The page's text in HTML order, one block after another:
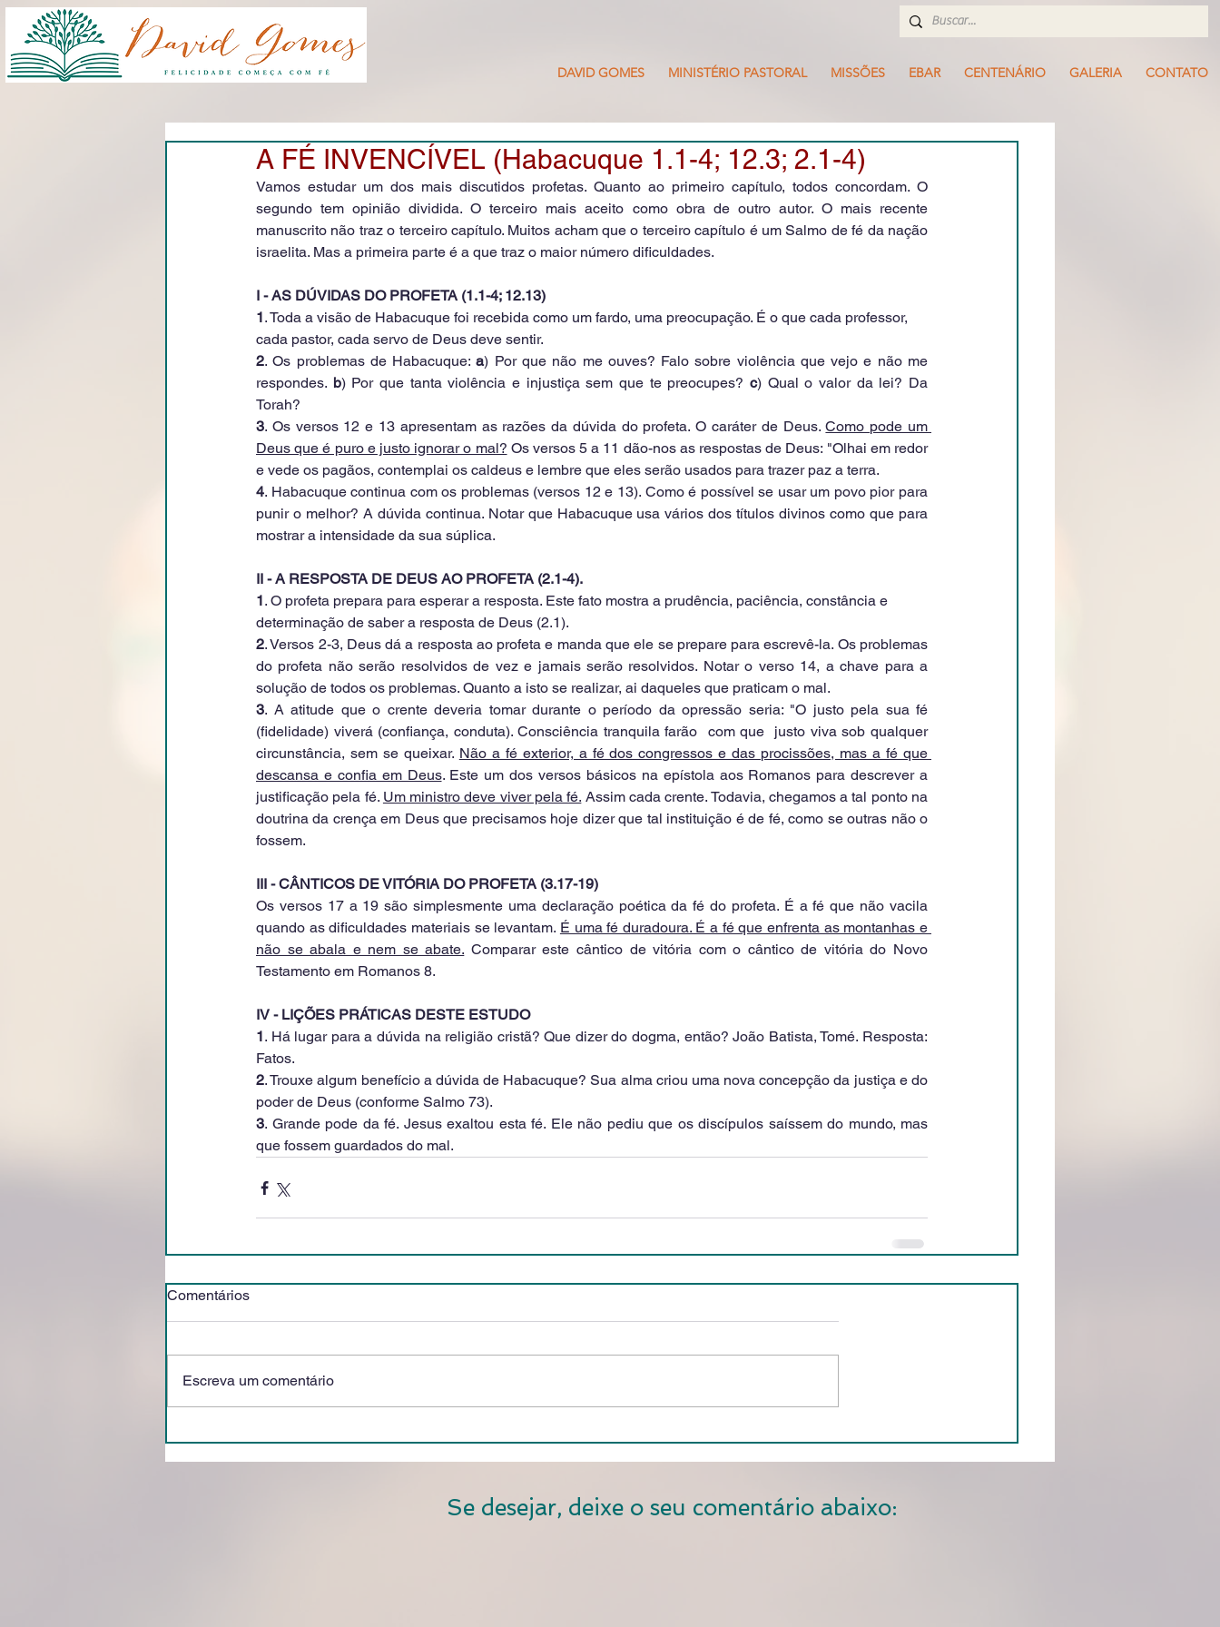
DAVID GOMES MINISTÉRIO PASTORAL MISSÕES EBAR CENTENÁRIO GALERIA CONTATO
A FÉ INVENCÍVEL (Habacuque 1.1-4; 12.3; 2.1-4)
Vamos estudar um dos mais discutidos profetas. Quanto ao primeiro capítulo, todos concordam. O
segundo tem opinião dividida. O terceiro mais aceito como obra de outro autor. O mais recente
manuscrito não traz o terceiro capítulo. Muitos acham que o terceiro capítulo é um Salmo de fé da nação
israelita. Mas a primeira parte é a que traz o maior número dificuldades.
I - AS DÚVIDAS DO PROFETA (1.1-4; 12.13)
1. Toda a visão de Habacuque foi recebida como um fardo, uma preocupação. É o que cada professor,
cada pastor, cada servo de Deus deve sentir.
2. Os problemas de Habacuque: a) Por que não me ouves? Falo sobre violência que vejo e não me
respondes. b) Por que tanta violência e injustiça sem que te preocupes? c) Qual o valor da lei? Da
Torah?
3. Os versos 12 e 13 apresentam as razões da dúvida do profeta. O caráter de Deus. Como pode um
Deus que é puro e justo ignorar o mal? Os versos 5 a 11 dão-nos as respostas de Deus: "Olhai em redor
e vede os pagãos, contemplai os caldeus e lembre que eles serão usados para trazer paz a terra.
4. Habacuque continua com os problemas (versos 12 e 13). Como é possível se usar um povo pior para
punir o melhor? A dúvida continua. Notar que Habacuque usa vários dos títulos divinos como que para
mostrar a intensidade da sua súplica.
II - A RESPOSTA DE DEUS AO PROFETA (2.1-4).
1. O profeta prepara para esperar a resposta. Este fato mostra a prudência, paciência, constância e
determinação de saber a resposta de Deus (2.1).
2. Versos 2-3, Deus dá a resposta ao profeta e manda que ele se prepare para escrevê-la. Os problemas
do profeta não serão resolvidos de vez e jamais serão resolvidos. Notar o verso 14, a chave para a
solução de todos os problemas. Quanto a isto se realizar, ai daqueles que praticam o mal.
3. A atitude que o crente deveria tomar durante o período da opressão seria: "O justo pela sua fé
(fidelidade) viverá (confiança, conduta). Consciência tranquila farão  com que  justo viva sob qualquer
circunstância, sem se queixar. Não a fé exterior, a fé dos congressos e das procissões, mas a fé que
descansa e confia em Deus. Este um dos versos básicos na epístola aos Romanos para descrever a
justificação pela fé. Um ministro deve viver pela fé. Assim cada crente. Todavia, chegamos a tal ponto na
doutrina da crença em Deus que precisamos hoje dizer que tal instituição é de fé, como se outras não o
fossem.
III - CÂNTICOS DE VITÓRIA DO PROFETA (3.17-19)
Os versos 17 a 19 são simplesmente uma declaração poética da fé do profeta. É a fé que não vacila
quando as dificuldades materiais se levantam. É uma fé duradoura. É a fé que enfrenta as montanhas e
não se abala e nem se abate. Comparar este cântico de vitória com o cântico de vitória do Novo
Testamento em Romanos 8.
IV - LIÇÕES PRÁTICAS DESTE ESTUDO
1. Há lugar para a dúvida na religião cristã? Que dizer do dogma, então? João Batista, Tomé. Resposta:
Fatos.
2. Trouxe algum benefício a dúvida de Habacuque? Sua alma criou uma nova concepção da justiça e do
poder de Deus (conforme Salmo 73).
3. Grande pode da fé. Jesus exaltou esta fé. Ele não pediu que os discípulos saíssem do mundo, mas
que fossem guardados do mal.
Comentários
Escreva um comentário
Se desejar, deixe o seu comentário abaixo: